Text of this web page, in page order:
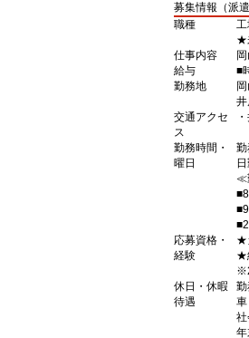
募集情報（派遣
職種
★
仕事内容
給与
■
勤務地
交通アクセ
ス
勤務時間・
曜日
勤
≪
応募資格・
経験
★
★
休日・休暇
勤
待遇
車
社